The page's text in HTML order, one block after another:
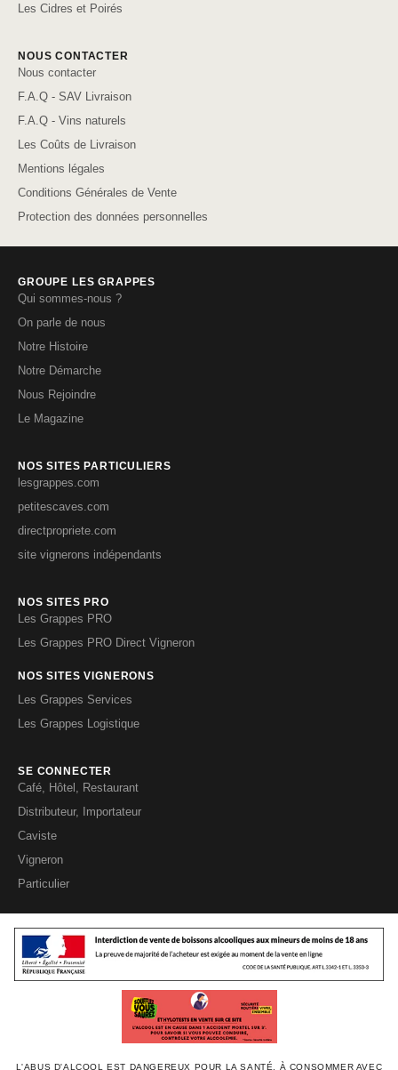
Les Cidres et Poirés
NOUS CONTACTER
Nous contacter
F.A.Q - SAV Livraison
F.A.Q - Vins naturels
Les Coûts de Livraison
Mentions légales
Conditions Générales de Vente
Protection des données personnelles
GROUPE LES GRAPPES
Qui sommes-nous ?
On parle de nous
Notre Histoire
Notre Démarche
Nous Rejoindre
Le Magazine
NOS SITES PARTICULIERS
lesgrappes.com
petitescaves.com
directpropriete.com
site vignerons indépendants
NOS SITES PRO
Les Grappes PRO
Les Grappes PRO Direct Vigneron
NOS SITES VIGNERONS
Les Grappes Services
Les Grappes Logistique
SE CONNECTER
Café, Hôtel, Restaurant
Distributeur, Importateur
Caviste
Vigneron
Particulier
L'ABUS D'ALCOOL EST DANGEREUX POUR LA SANTÉ, À CONSOMMER AVEC